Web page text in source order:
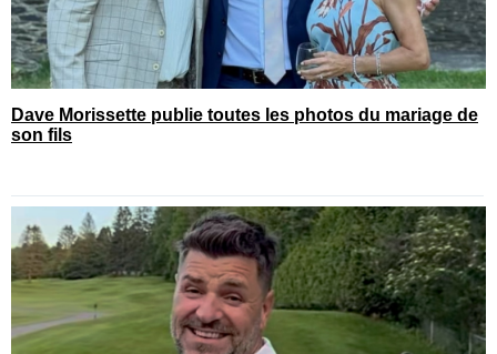
Dave Morissette publie toutes les photos du mariage de
son fils